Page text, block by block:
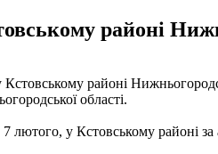
районі
районі
області.
лютого, у Кстовському районі